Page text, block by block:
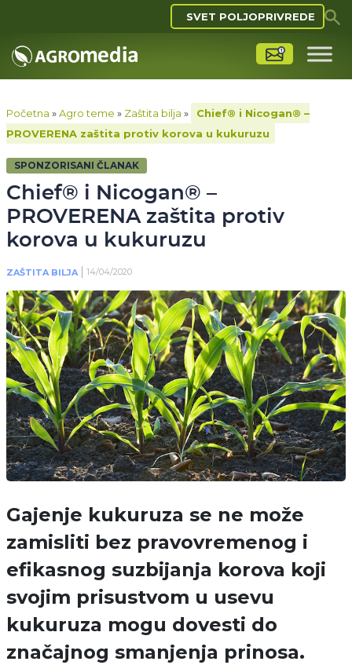
SVET POLJOPRIVREDE
Početna »Agro teme » Zaštita bilja »
Chief® i Nicogan® –
PROVERENA zaštita protiv korova u kukuruzu
SPONZORISANI ČLANAK
Chief® i Nicogan® –
PROVERENA zaštita protiv
korova u kukuruzu
ZAŠTITA BILJA 14/04/2020
Gajenje kukuruza se ne može
zamisliti bez pravovremenog i
efikasnog suzbijanja korova koji
svojim prisustvom u usevu
kukuruza mogu dovesti do
značajnog smanjenja prinosa.